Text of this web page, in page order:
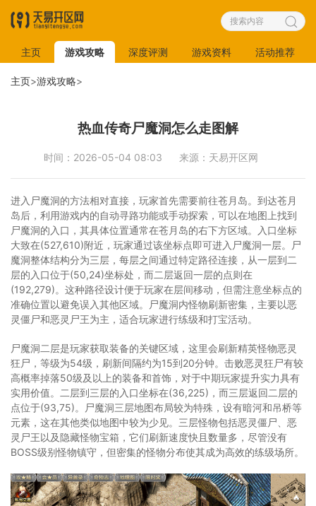
主页 游戏攻略 深度评测 游戏资料 活动推荐
主页>游戏攻略>
热血传奇尸魔洞怎么走图解
时间：2026-05-04 08:03 来源：天易开区网
进入尸魔洞的方法相对直接，玩家首先需要前往苍月岛。到达苍月
岛后，利用游戏内的自动寻路功能或手动探索，可以在地图上找到
尸魔洞的入口，其具体位置通常在苍月岛的右下方区域。入口坐标
大致在(527,610)附近，玩家通过该坐标点即可进入尸魔洞一层。尸
魔洞整体结构分为三层，每层之间通过特定路径连接，从一层到二
层的入口位于(50,24)坐标处，而二层返回一层的点则在
(192,279)。这种路径设计便于玩家在层间移动，但需注意坐标点的
准确位置以避免误入其他区域。尸魔洞内怪物刷新密集，主要以恶
灵僵尸和恶灵尸王为主，适合玩家进行练级和打宝活动。
尸魔洞二层是玩家获取装备的关键区域，这里会刷新精英怪物恶灵
狂尸，等级为54级，刷新间隔约为15到20分钟。击败恶灵狂尸有较
高概率掉落50级及以上的装备和首饰，对于中期玩家提升实力具有
实用价值。二层到三层的入口坐标在(36,225)，而三层返回二层的
点位于(93,75)。尸魔洞三层地图布局较为特殊，设有暗河和吊桥等
元素，这在其他类似地图中较为少见。三层怪物包括恶灵僵尸、恶
灵尸王以及隐藏怪物宝箱，它们刷新速度快且数量多，尽管没有
BOSS级别怪物镇守，但密集的怪物分布使其成为高效的练级场所。